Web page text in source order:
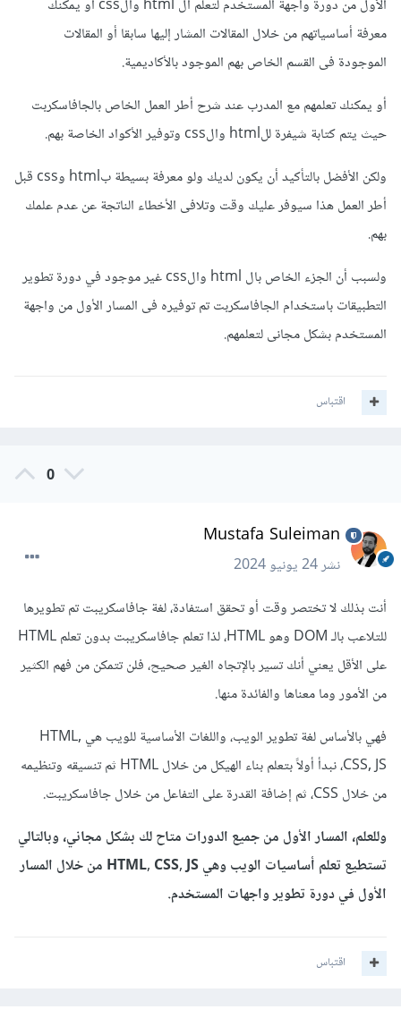
الأول من دورة واجهة المستخدم لتعلم ال html والcss أو يمكنك
معرفة أساسياتهم من خلال المقالات المشار إليها سابقا أو المقالات
الموجودة فى القسم الخاص بهم الموجود بالأكاديمية.
أو يمكنك تعلمهم مع المدرب عند شرح أطر العمل الخاص بالجافاسكربت
حيث يتم كتابة شيفرة للhtml والcss وتوفير الأكواد الخاصة بهم.
ولكن الأفضل بالتأكيد أن يكون لديك ولو معرفة بسيطة بhtml وcss قبل
أطر العمل هذا سيوفر عليك وقت وتلافى الأخطاء الناتجة عن عدم علمك
بهم.
ولسبب أن الجزء الخاص بال html والcss غير موجود في دورة تطوير
التطبيقات باستخدام الجافاسكربت تم توفيره فى المسار الأول من واجهة
المستخدم بشكل مجانى لتعلمهم.
اقتباس
0
Mustafa Suleiman
نشر24 يونيو 2024
أنت بذلك لا تختصر وقت أو تحقق استفادة، لغة جافاسكريبت تم تطويرها
للتلاعب بالـ DOM وهو HTML، لذا تعلم جافاسكريبت بدون تعلم HTML
على الأقل يعني أنك تسير بالإتجاه الغير صحيح، فلن تتمكن من فهم الكثير
من الأمور وما معناها والفائدة منها.
فهي بالأساس لغة تطوير الويب، واللغات الأساسية للويب هي HTML,
CSS, JS، نبدأ أولاً بتعلم بناء الهيكل من خلال HTML ثم تنسيقه وتنظيمه
من خلال CSS، ثم إضافة القدرة على التفاعل من خلال جافاسكريبت.
وللعلم، المسار الأول من جميع الدورات متاح لك بشكل مجاني، وبالتالي
تستطيع تعلم أساسيات الويب وهي HTML, CSS, JS من خلال المسار
الأول في دورة تطوير واجهات المستخدم.
اقتباس